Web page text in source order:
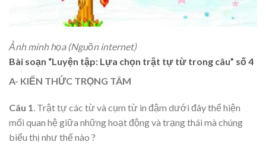
Ảnh minh họa (Nguồn internet)
Bài soạn “Luyện tập: Lựa chọn trật tự từ trong câu” số 4
A- KIẾN THỨC TRỌNG TÂM
Câu 1. Trật tự các từ và cụm từ in đậm dưới đây thể hiện
mối quan hệ giữa những hoạt động và trạng thái mà chúng
biểu thị như thế nào ?